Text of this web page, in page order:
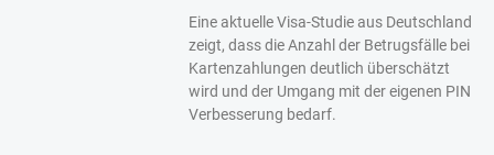
Eine aktuelle Visa-Studie aus Deutschland
zeigt, dass die Anzahl der Betrugsfälle bei
Kartenzahlungen deutlich überschätzt
wird und der Umgang mit der eigenen PIN
Verbesserung bedarf.